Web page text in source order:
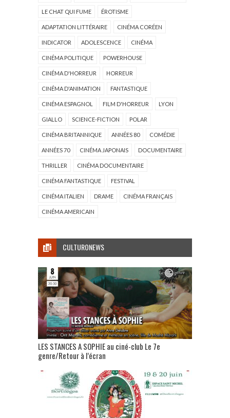
LE CHAT QUI FUME ÉROTISME
ADAPTATION LITTÉRAIRE CINÉMA CORÉEN
INDICATOR ADOLESCENCE CINÉMA
CINÉMA POLITIQUE POWERHOUSE
CINÉMA D'HORREUR HORREUR
CINÉMA D'ANIMATION FANTASTIQUE
CINÉMA ESPAGNOL FILM D'HORREUR LYON
GIALLO SCIENCE-FICTION POLAR
CINÉMA BRITANNIQUE ANNÉES 80 COMÉDIE
ANNÉES 70 CINÉMA JAPONAIS DOCUMENTAIRE
THRILLER CINÉMA DOCUMENTAIRE
CINÉMA FANTASTIQUE FESTIVAL
CINÉMA ITALIEN DRAME CINÉMA FRANÇAIS
CINÉMA AMERICAIN
CULTURONEWS
LES STANCES A SOPHIE au ciné-club Le 7e
genre/Retour à l’écran